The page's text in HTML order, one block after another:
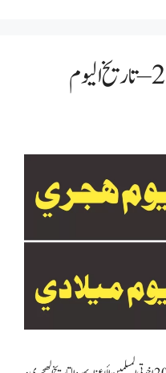
كم تاريخ اليوم هجري 2024 – تاريخ اليوم